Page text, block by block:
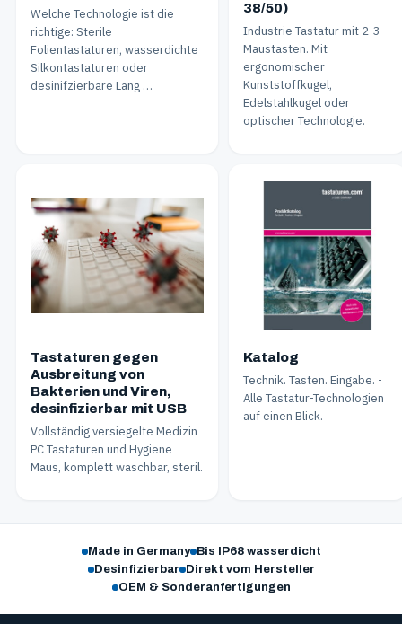
Welche Technologie ist die
richtige: Sterile
Folientastaturen, wasserdichte
Silkontastaturen oder
desinifzierbare Lang …
38/50)
Industrie Tastatur mit 2-3
Maustasten. Mit
ergonomischer
Kunststoffkugel,
Edelstahlkugel oder
optischer Technologie.
Tastaturen gegen
Ausbreitung von
Bakterien und Viren,
desinfizierbar mit USB
Vollständig versiegelte Medizin
PC Tastaturen und Hygiene
Maus, komplett waschbar, steril.
Katalog
Technik. Tasten. Eingabe. -
Alle Tastatur-Technologien
auf einen Blick.
Made in Germany Bis IP68 wasserdicht
Desinfizierbar Direkt vom Hersteller
OEM & Sonderanfertigungen